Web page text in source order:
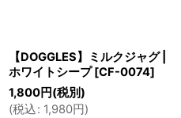
【DOGGLES】ミルクジャグ |
ホワイトシープ [CF-0074]
1,800円(税別)
(税込: 1,980円 )